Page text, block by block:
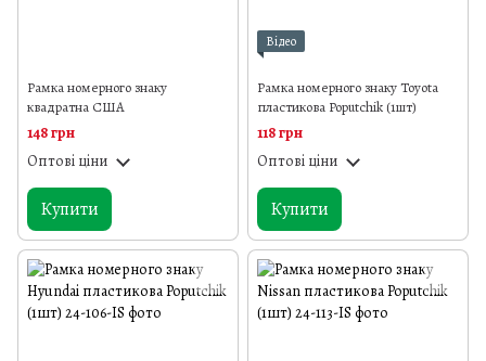
Рамка номерного знаку
квадратна США
148 грн
Оптові ціни
Купити
Відео
Рамка номерного знаку Toyota
пластикова Poputchik (1шт)
118 грн
Оптові ціни
Купити